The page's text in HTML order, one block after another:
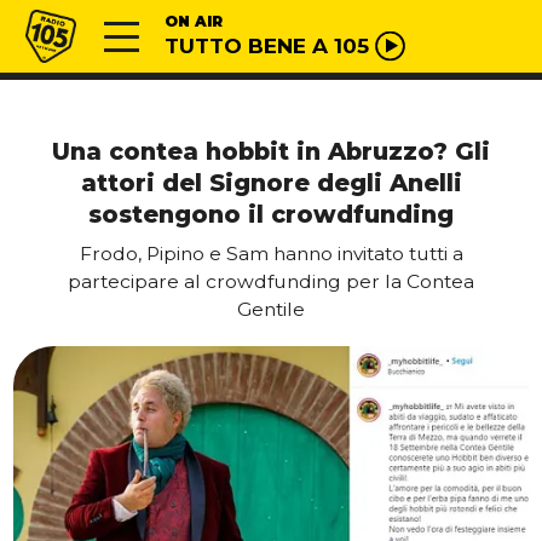
Vai al contenuto
Radio 105 ON AIR
TUTTO BENE A 105
Una contea hobbit in Abruzzo? Gli
attori del Signore degli Anelli
sostengono il crowdfunding
Frodo, Pipino e Sam hanno invitato tutti a
partecipare al crowdfunding per la Contea
Gentile